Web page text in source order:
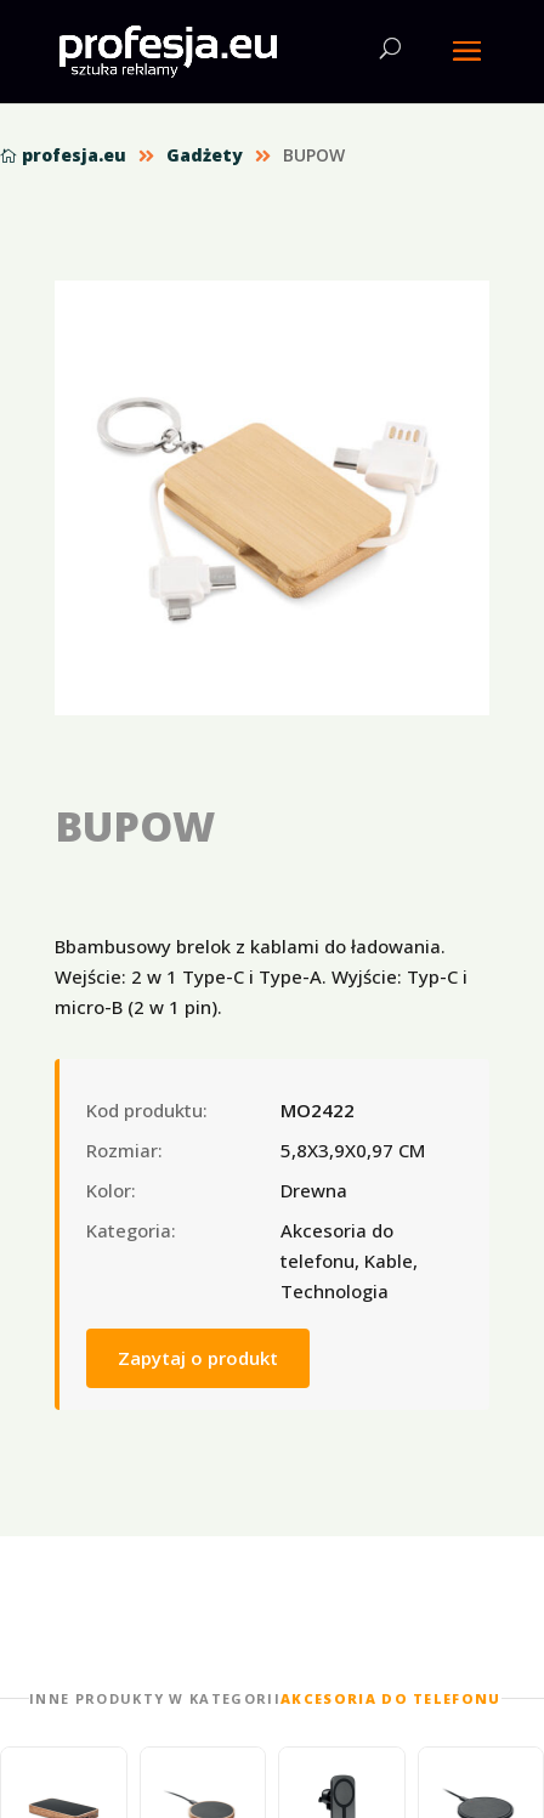
 profesja.eu  Gadżety  BUPOW
BUPOW
Bbambusowy brelok z kablami do ładowania.
Wejście: 2 w 1 Type-C i Type-A. Wyjście: Typ-C i
micro-B (2 w 1 pin).
Kod produktu:
MO2422
Rozmiar:
5,8X3,9X0,97 CM
Kolor:
Drewna
Kategoria:
Akcesoria do
telefonu, Kable,
Technologia
Zapytaj o produkt
INNE PRODUKTY W KATEGORIIAKCESORIA DO TELEFONU